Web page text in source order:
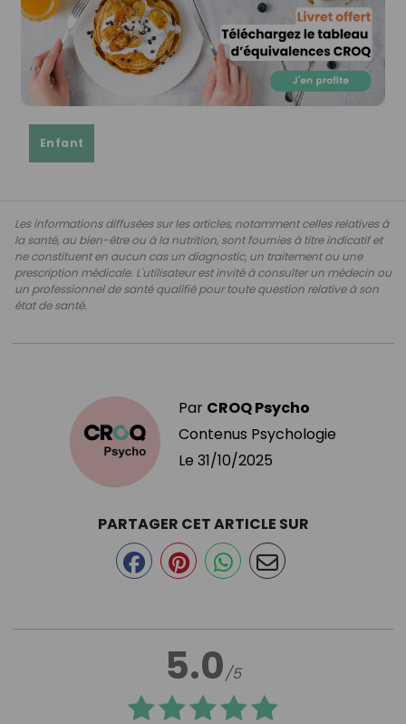
Enfant
Les informations diffusées sur les articles, notamment celles relatives à
la santé, au bien-être ou à la nutrition, sont fournies à titre indicatif et
ne constituent en aucun cas un diagnostic, un traitement ou une
prescription médicale. L'utilisateur est invité à consulter un médecin ou
un professionnel de santé qualifié pour toute question relative à son
état de santé.
Par CROQ Psycho
Contenus Psychologie
Le 31/10/2025
5.0/5
PARTAGER CET ARTICLE SUR